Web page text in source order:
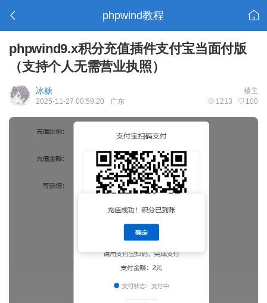
phpwind教程
phpwind9.x积分充值插件支付宝当面付版
（支持个人无需营业执照）
楼主
冰糖
1213 100
2025-11-27 00:59:20 广东